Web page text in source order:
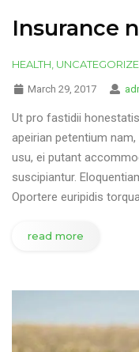
Insurance
HEALTH
March 29, 2017
Ut pro fastidii
apeirian petentium
usu, ei putant
suscipiantur.
Oportere euripidis
read more